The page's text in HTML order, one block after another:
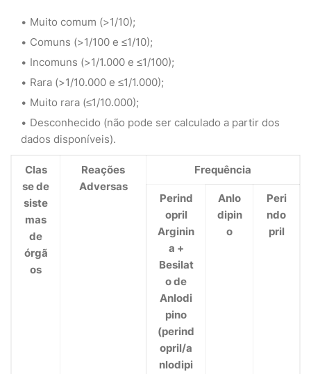
Muito comum (>1/10);
Comuns (>1/100 e ≤1/10);
Incomuns (>1/1.000 e ≤1/100);
Rara (>1/10.000 e ≤1/1.000);
Muito rara (≤1/10.000);
Desconhecido (não pode ser calculado a partir dos
dados disponíveis).
Clas
se de
siste
mas
de
órgã
os
Reações
Adversas
Frequência
Perind
opril
Arginin
a +
Besilat
o de
Anlodi
pino
(perind
opril/a
nlodipi
Anlo
dipin
o
Peri
ndo
pril